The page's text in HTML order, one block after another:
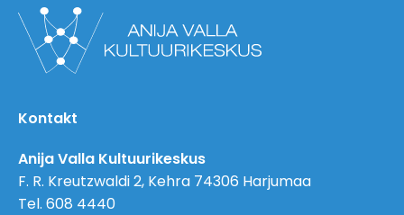
Kontakt
Anija Valla Kultuurikeskus
F. R. Kreutzwaldi 2, Kehra 74306 Harjumaa
Tel. 608 4440